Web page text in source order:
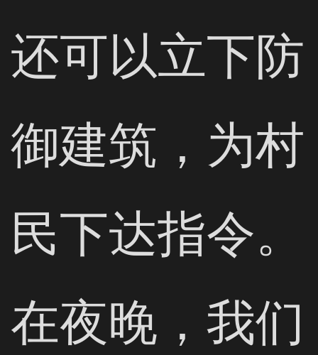
还可以立下防
御建筑，为村
民下达指令。
在夜晚，我们